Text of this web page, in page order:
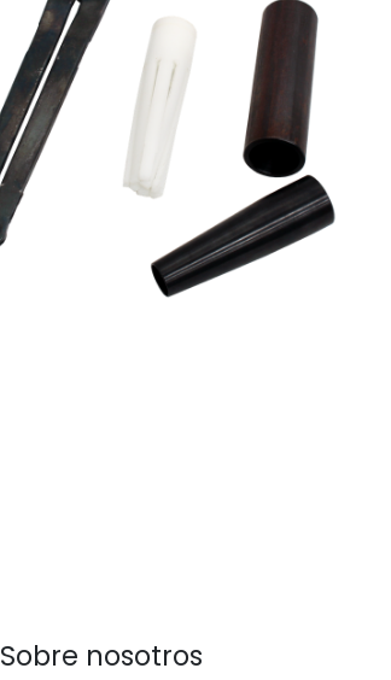
Sobre nosotros